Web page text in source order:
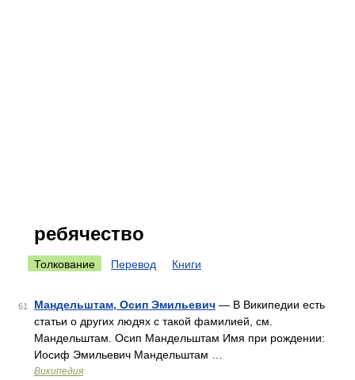
ребячество
Толкование Перевод Книги
61 Мандельштам, Осип Эмильевич — В Википедии есть
статьи о других людях с такой фамилией, см.
Мандельштам. Осип Мандельштам Имя при рождении:
Иосиф Эмильевич Мандельштам …
Википедия